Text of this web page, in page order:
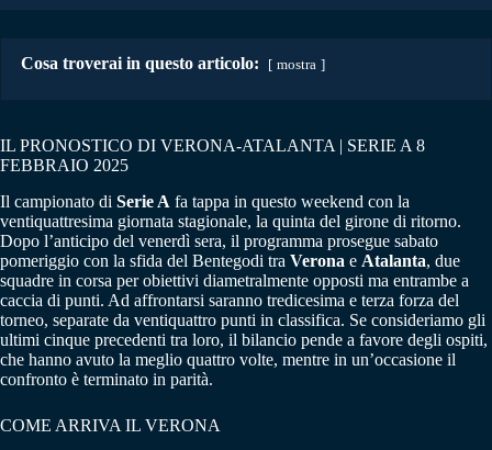
Cosa troverai in questo articolo: mostra
IL PRONOSTICO DI VERONA-ATALANTA | SERIE A 8
FEBBRAIO 2025
Il campionato di Serie A fa tappa in questo weekend con la
ventiquattresima giornata stagionale, la quinta del girone di ritorno.
Dopo l’anticipo del venerdì sera, il programma prosegue sabato
pomeriggio con la sfida del Bentegodi tra Verona e Atalanta, due
squadre in corsa per obiettivi diametralmente opposti ma entrambe a
caccia di punti. Ad affrontarsi saranno tredicesima e terza forza del
torneo, separate da ventiquattro punti in classifica. Se consideriamo gli
ultimi cinque precedenti tra loro, il bilancio pende a favore degli ospiti,
che hanno avuto la meglio quattro volte, mentre in un’occasione il
confronto è terminato in parità.
COME ARRIVA IL VERONA